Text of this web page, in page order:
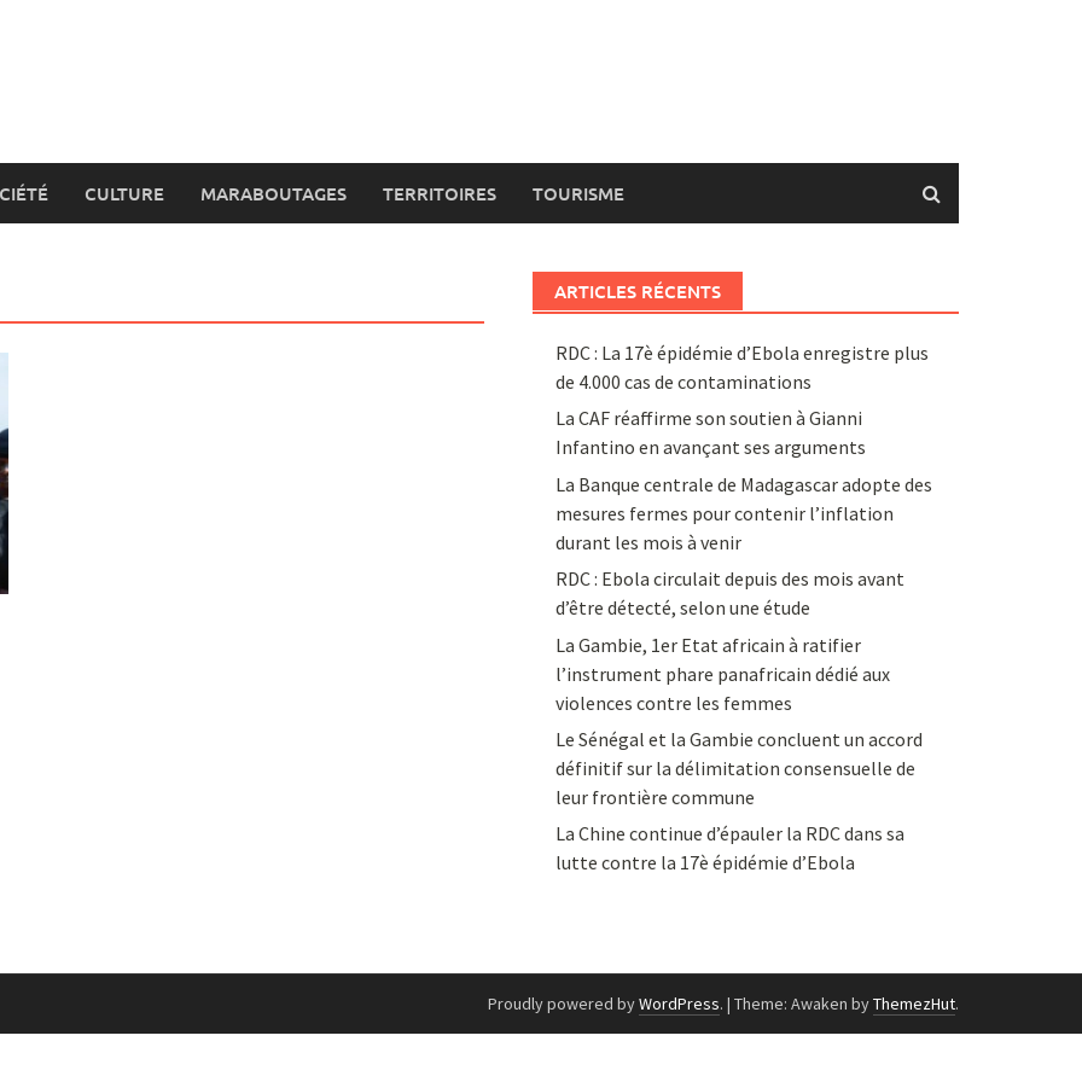
CULTURE MARABOUTAGES TERRITOIRES TOURISME
ARTICLES RÉCENTS
RDC : La 17è épidémie d’Ebola enregistre plus
de 4.000 cas de contaminations
La CAF réaffirme son soutien à Gianni
Infantino en avançant ses arguments
La Banque centrale de Madagascar adopte des
mesures fermes pour contenir l’inflation
durant les mois à venir
RDC : Ebola circulait depuis des mois avant
d’être détecté, selon une étude
La Gambie, 1er Etat africain à ratifier
l’instrument phare panafricain dédié aux
violences contre les femmes
Le Sénégal et la Gambie concluent un accord
définitif sur la délimitation consensuelle de
leur frontière commune
La Chine continue d’épauler la RDC dans sa
lutte contre la 17è épidémie d’Ebola
Proudly powered byWordPress. | Theme: Awaken byThemezHut.